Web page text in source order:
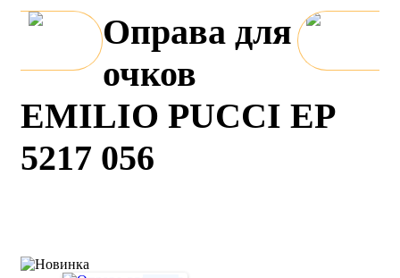
Оправа для
очков
EMILIO PUCCI EP
5217 056